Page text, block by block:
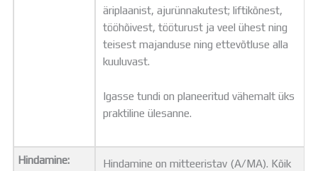
äriplaanist, ajurünnakutest; liftikõnest,
tööhõivest, tööturust ja veel ühest ning
teisest majanduse ning ettevõtluse alla
kuuluvast.
Igasse tundi on planeeritud vähemalt üks
praktiline ülesanne.
Hindamine:
Hindamine on mitteeristav (A/MA). Kõik